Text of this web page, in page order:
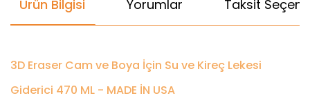
Ürün Bilgisi Yorumlar Taksit
3D Eraser Cam ve Boya İçin Su ve Kireç Lekesi
Giderici 470 ML - MADE İN USA